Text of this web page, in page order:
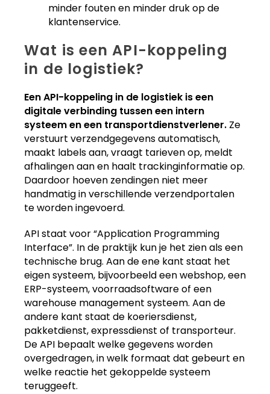
minder fouten en minder druk op de
klantenservice.
Wat is een API-koppeling
in de logistiek?
Een API-koppeling in de logistiek is een
digitale verbinding tussen een intern
systeem en een transportdienstverlener. Ze
verstuurt verzendgegevens automatisch,
maakt labels aan, vraagt tarieven op, meldt
afhalingen aan en haalt trackinginformatie op.
Daardoor hoeven zendingen niet meer
handmatig in verschillende verzendportalen
te worden ingevoerd.
API staat voor “Application Programming
Interface”. In de praktijk kun je het zien als een
technische brug. Aan de ene kant staat het
eigen systeem, bijvoorbeeld een webshop, een
ERP-systeem, voorraadsoftware of een
warehouse management systeem. Aan de
andere kant staat de koeriersdienst,
pakketdienst, expressdienst of transporteur.
De API bepaalt welke gegevens worden
overgedragen, in welk formaat dat gebeurt en
welke reactie het gekoppelde systeem
teruggeeft.